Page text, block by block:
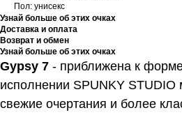
Пол: унисекс
Узнай больше об этих очках
Доставка и оплата
Возврат и обмен
Узнай больше об этих очках
Gypsy 7 - приближена к
исполнении SPUNKY STUDIO
свежие очертания и более